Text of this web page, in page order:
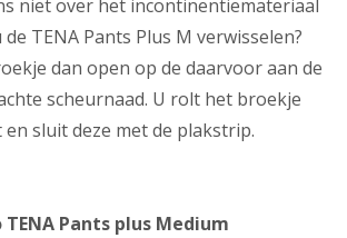
niet over het incontinentiemateriaal
TENA Pants Plus M verwisselen?
dan open op de daarvoor aan de
scheurnaad. U rolt het broekje
sluit deze met de plakstrip.
Pants plus Medium